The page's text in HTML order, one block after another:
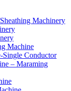
Machinery
Machine
Single Conductor
– Maraming